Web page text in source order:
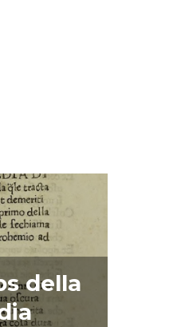
della